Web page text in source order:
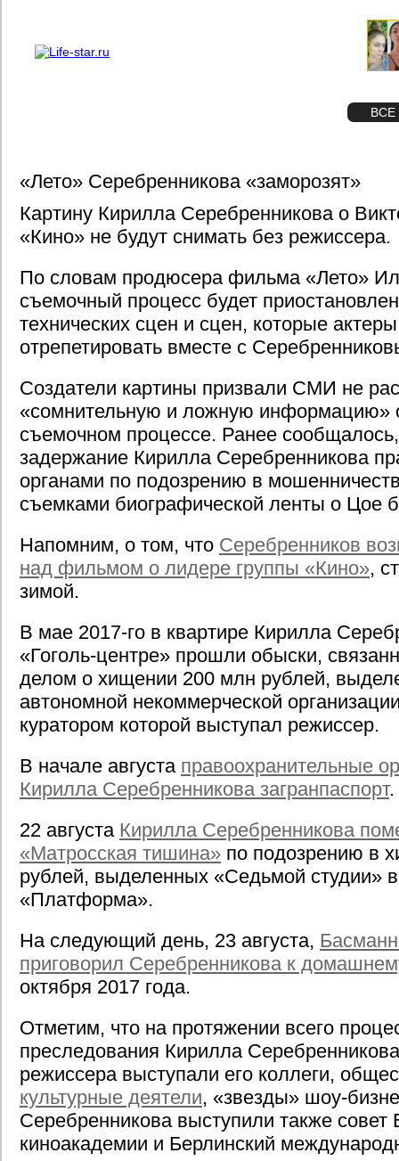
ВСЕ
«Лето» Серебренникова «заморозят»
Картину Кирилла Серебренникова о
«Кино» не будут снимать без режиссера.
По словам продюсера фильма «Лето»
съемочный процесс будет
технических сцен и сцен, которые
отрепетировать вместе с
Создатели картины призвали СМИ не
«сомнительную и ложную информацию»
съемочном процессе. Ранее
задержание Кирилла Серебренникова
органами по подозрению в
съемками биографической ленты о Цое
Напомним, о том, что Серебренников
над фильмом о лидере группы «Кино»,
зимой.
В мае 2017-го в квартире Кирилла
«Гоголь-центре» прошли обыски,
делом о хищении 200 млн рублей,
автономной некоммерческой
куратором которой выступал режиссер.
В начале августа правоохранительные
Кирилла Серебренникова загранпаспорт.
22 августа Кирилла Серебренникова
«Матросская тишина» по подозрению в
рублей, выделенных «Седьмой студии»
«Платформа».
На следующий день, 23 августа,
приговорил Серебренникова к
октября 2017 года.
Отметим, что на протяжении всего
преследования Кирилла
режиссера выступали его коллеги,
культурные деятели, «звезды» шоу-
Серебренникова выступили также совет
киноакадемии и Берлинский